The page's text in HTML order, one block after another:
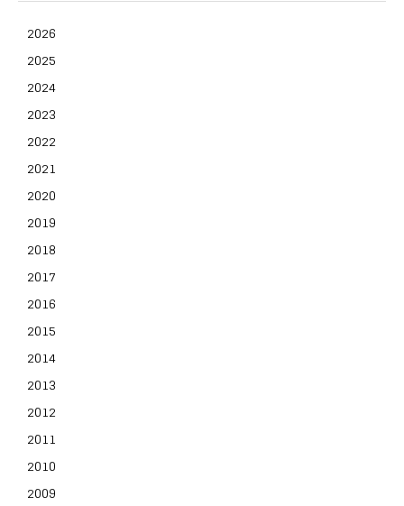
2026
2025
2024
2023
2022
2021
2020
2019
2018
2017
2016
2015
2014
2013
2012
2011
2010
2009